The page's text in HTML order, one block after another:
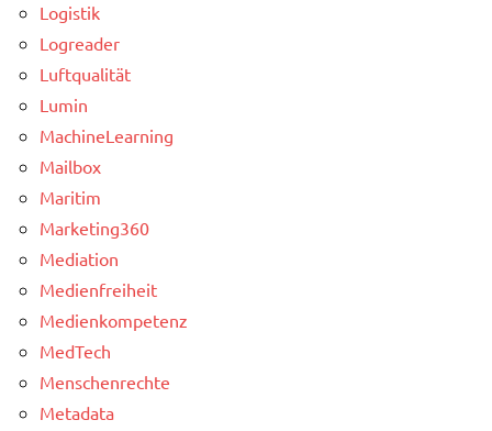
Logistik
Logreader
Luftqualität
Lumin
MachineLearning
Mailbox
Maritim
Marketing360
Mediation
Medienfreiheit
Medienkompetenz
MedTech
Menschenrechte
Metadata